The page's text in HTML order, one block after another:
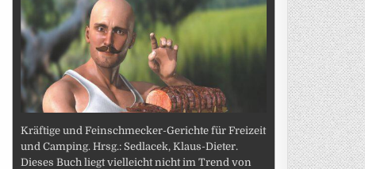
Kräftige und Feinschmecker-Gerichte für Freizeit
und Camping. Hrsg.: Sedlacek, Klaus-Dieter.
Dieses Buch liegt vielleicht nicht im Trend von